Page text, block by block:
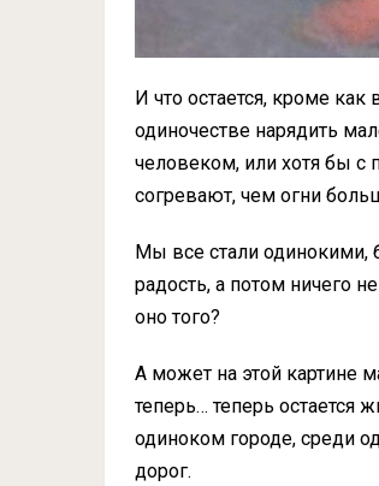
И что остается, кроме
одиночестве нарядить
человеком, или хотя бы с
согревают, чем огни
Мы все стали одинокими,
радость, а потом ничего
оно того?
А может на этой картине
теперь… теперь остается
одиноком городе, среди
дорог.